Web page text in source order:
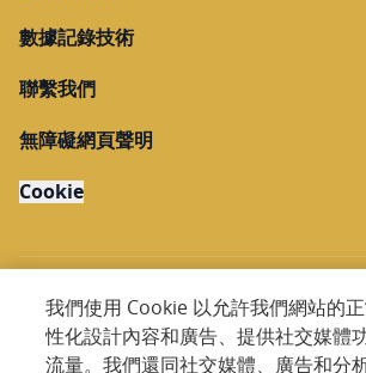
數據記錄技術
聯繫我們
無障礙網頁聲明
Cookie
Copyright @ 2026 Nestlé. All
我們使用 Cookie 以允許我們網站的
性化設計內容和廣告、提供社交媒體
流量。我們還同社交媒體、廣告和分